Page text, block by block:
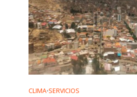
CLIMA•SERVICIOS